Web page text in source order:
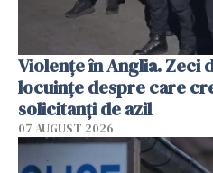
Violenţe în Anglia. Zeci
locuinţe despre care
solicitanţi de azil
07 AUGUST 2026